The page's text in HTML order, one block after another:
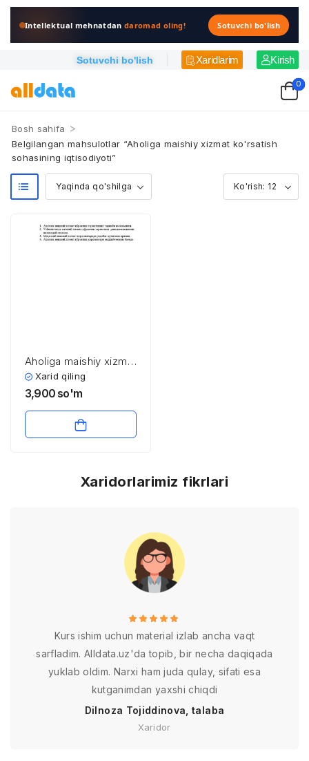
Intellektual mehnatdandaromad oling! Sotuvchi bo'lish
Sotuvchi bo'lish Xaridlarim Kirish
0
Bosh sahifa >
Belgilangan mahsulotlar “Aholiga maishiy xizmat ko'rsatish
sohasining iqtisodiyoti”
Aholiga maishiy xizmat
ko’rsatish sohasining
iqtisodiyoti va
Xarid qiling
3,900 so'm
Xaridorlarimiz fikrlari
Kurs ishim uchun material izlab ancha vaqt
sarfladim. Alldata.uz'da topib, bir necha daqiqada
yuklab oldim. Narxi ham juda qulay, sifati esa
kutganimdan yaxshi chiqdi
Dilnoza Tojiddinova, talaba
Xaridor